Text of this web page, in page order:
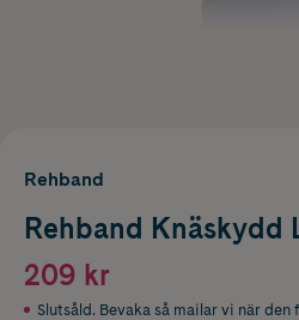
Rehband
Rehband Knäskydd
209 kr
Slutsåld. Bevaka så mailar vi när den